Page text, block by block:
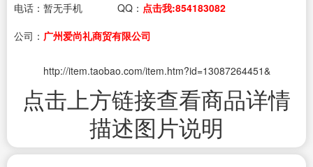
电话： 暂无手机 QQ： 点击我:854183082
公司： 广州爱尚礼商贸有限公司
http://item.taobao.com/item.htm?id=13087264451&
点击上方链接查看商品详情
描述图片说明